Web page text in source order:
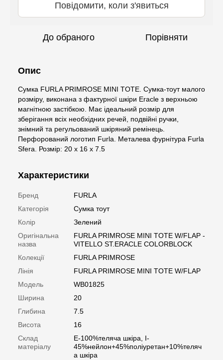
Повідомити, коли з'явиться
До обраного Порівняти
Опис
Сумка FURLA PRIMROSE MINI TOTE. Сумка-тоут малого
розміру, виконана з фактурної шкіри Eracle з верхньою
магнітною застібкою. Має ідеальний розмір для
зберігання всіх необхідних речей, подвійні ручки,
знімний та регульований шкіряний ремінець.
Перфорований логотип Furla. Металева фурнітура Furla
Sfera. Розмір: 20 х 16 х 7.5
Характеристики
Бренд
FURLA
Категорія
Сумка тоут
Колір
Зелений
Оригінальна
назва
FURLA PRIMROSE MINI TOTE W/FLAP -
VITELLO ST.ERACLE COLORBLOCK
Колекції
FURLA PRIMROSE
Лінія
FURLA PRIMROSE MINI TOTE W/FLAP
Модель
WB01825
Ширина
20
Глибина
7.5
Висота
16
Склад
матеріалу
E-100%теляча шкіра, I-
45%нейлон+45%поліуретан+10%теляч
а шкіра